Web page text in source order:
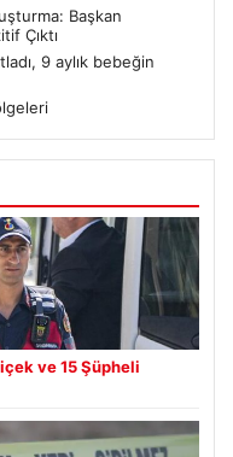
Başkan
Çıktı
9 aylık bebeğin
ve 15 Şüpheli